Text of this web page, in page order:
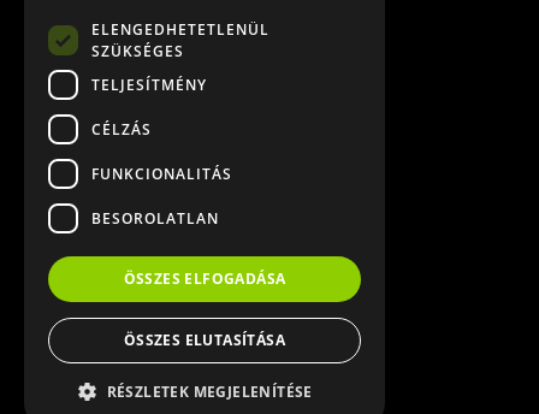
ELENGEDHETETLENÜL
SZÜKSÉGES
TELJESÍTMÉNY
CÉLZÁS
FUNKCIONALITÁS
BESOROLATLAN
ÖSSZES ELFOGADÁSA
ÖSSZES ELUTASÍTÁSA
RÉSZLETEK MEGJELENÍTÉSE